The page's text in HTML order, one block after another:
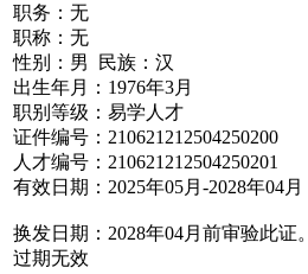
职务：无
职称：无
性别：男 民族：汉
出生年月：1976年3月
职别等级：易学人才
证件编号：210621212504250200
人才编号：210621212504250201
有效日期：2025年05月-2028年04月
换发日期：2028年04月前审验此证。
过期无效